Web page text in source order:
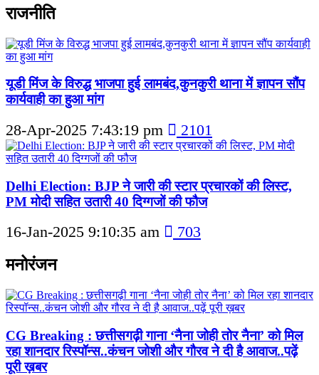
राजनीति
यूडी मिंज के विरुद्ध भाजपा हुई लामबंद,कुनकुरी थाना में ज्ञापन सौंप
कार्यवाही का हुआ मांग
28-Apr-2025 7:43:19 pm 2101
Delhi Election: BJP ने जारी की स्टार प्रचारकों की लिस्ट,
PM मोदी सहित उतारी 40 दिग्गजों की फौज
16-Jan-2025 9:10:35 am 703
मनोरंजन
CG Breaking : छत्तीसगढ़ी गाना ‘नैना जोही तोर नैना’ को मिल
रहा शानदार रिस्पॉन्स..कंचन जोशी और गौरव ने दी है आवाज..पढ़ें
पूरी ख़बर